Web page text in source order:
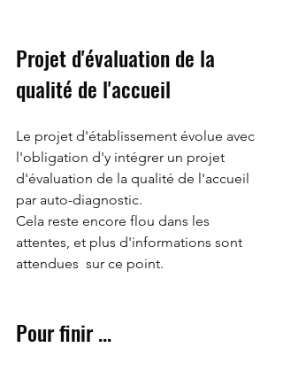
Projet d'évaluation de la
qualité de l'accueil
Le projet d'établissement évolue avec
l'obligation d'y intégrer un projet
d'évaluation de la qualité de l'accueil
par auto-diagnostic.
Cela reste encore flou dans les
attentes, et plus d'informations sont
attendues  sur ce point.
Pour finir ...